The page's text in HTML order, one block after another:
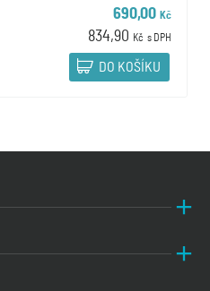
690,00 Kč
834,90 Kč s DPH
DO KOŠÍKU